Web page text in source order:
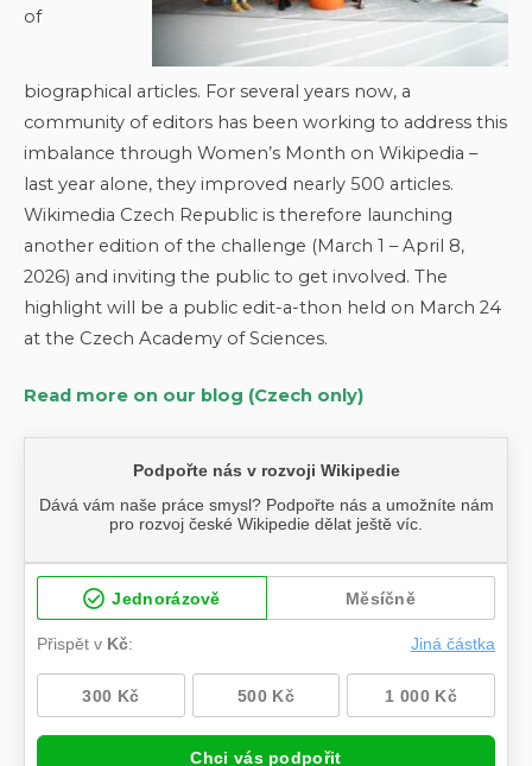
of
biographical articles. For several years now, a
community of editors has been working to address this
imbalance through Women’s Month on Wikipedia –
last year alone, they improved nearly 500 articles.
Wikimedia Czech Republic is therefore launching
another edition of the challenge (March 1 – April 8,
2026) and inviting the public to get involved. The
highlight will be a public edit-a-thon held on March 24
at the Czech Academy of Sciences.
Read more on our blog (Czech only)